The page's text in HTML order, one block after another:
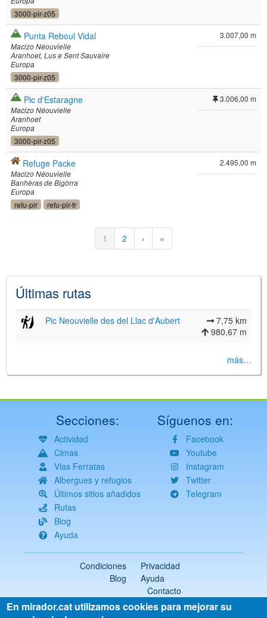
3000-pir-z05
Punta Reboul Vidal
Macizo Néouvielle
Aranhoet Lus e Sent Sauvaire
Europa
3000-pir-z05
3.007,00 m
Pic d'Estaragne
Macizo Néouvielle
Aranhoet
Europa
3000-pir-z05
3.006,00 m
Refuge Packe
Macizo Néouvielle
Banhèras de Bigòrra
Europa
refu-pir refu-pir-fr
2.495,00 m
Página
actual
1 Página
2
Siguiente
página
›
Última
página
»
Últimas rutas
Pic Neouvielle des del Llac d'Aubert
7,75 km
980,67 m
más…
Secciones:
Actividad
Cimas
Vias Ferratas
Albergues y refugios
Últimos sitios añadidos
Rutas
Blog
Ayuda
Síguenos en:
Facebook
Youtube
Instagram
Twitter
Telegram
Condiciones
Privacidad
Blog
Ayuda
Contacto
2018-2026 ©mirador.cat
En mirador.cat utilizamos cookies para mejorar su